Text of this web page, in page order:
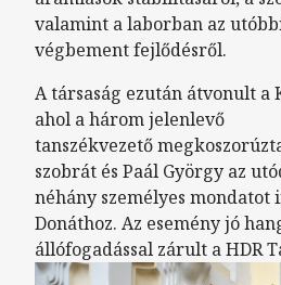
valamint a laborban az
végbement fejlődésről.
A társaság ezután átvonult a
ahol a három jelenlevő
tanszékvezető
szobrát és Paál György az
néhány személyes mondatot
Donáthoz. Az esemény jó
állófogadással zárult a HDR